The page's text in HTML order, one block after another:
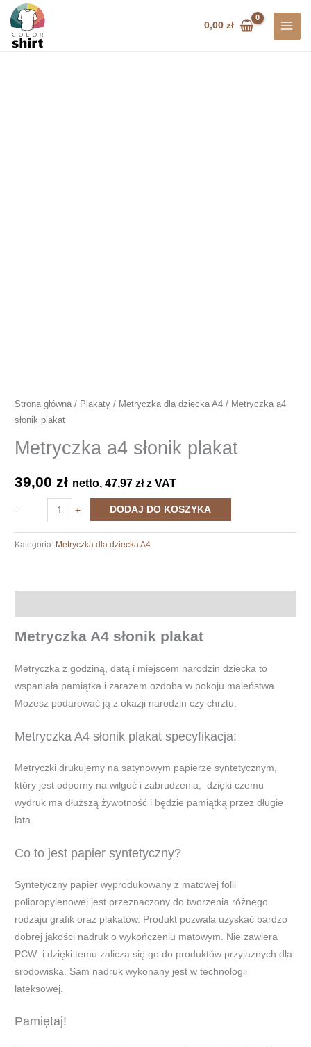
Przejdź
treści
0,00zł
Strona główna / Plakaty / Metryczka dla dziecka A4 / Metryczka a4
słonik plakat
Metryczka a4 słonik plakat
39,00zł netto,47,97złz VAT
-
Metryczka
a4
+ DODAJ DO KOSZYKA
Kategoria: Metryczka dla dziecka A4
Metryczka A4 słonik plakat
Metryczka z godziną, datą i miejscem narodzin dziecka to
wspaniała pamiątka i zarazem ozdoba w pokoju maleństwa.
Możesz podarować ją z okazji narodzin czy chrztu.
Metryczka A4 słonik plakat specyfikacja:
Metryczki drukujemy na satynowym papierze syntetycznym,
który jest odporny na wilgoć i zabrudzenia, dzięki czemu
wydruk ma dłuższą żywotność i będzie pamiątką przez długie
lata.
Co to jest papier syntetyczny?
Syntetyczny papier wyprodukowany z matowej folii
polipropylenowej jest przeznaczony do tworzenia różnego
rodzaju grafik oraz plakatów. Produkt pozwala uzyskać bardzo
dobrej jakości nadruk o wykończeniu matowym. Nie zawiera
PCW i dzięki temu zalicza się go do produktów przyjaznych dla
środowiska. Sam nadruk wykonany jest w technologii
lateksowej.
Pamiętaj!